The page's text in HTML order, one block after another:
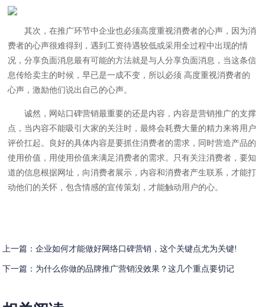
其次，在推广环节中企业也必须高度重视消费者的心声，因为消
费者的心声很难得到，遇到工资待遇较低或采用全过程中出现的情
况，分享负面消息最有可能的方法就是与人分享负面消息，当这条信
息传给卖主的时候，早已是一成不变，所以必须 高度重视消费者的
心声，激励他们说出自己的心声。
诚然，网站口碑营销最重要的还是内容，内容是营销推广的支撑
点，当内容不能吸引大家的关注时，最终会耗费大量的精力来将用户
评价扛起。良好的具体内容是要抓住消费者的需求，同时营造产品的
使用价值，用使用价值来满足消费者的需求。只有关注消费者，要知
道的信息根据网址，向消费者展示，内容和消费者产生联系，才能打
动他们的关怀，包含情感的宣传策划，才能触动用户的心。
上一篇：企业如何才能做好网络口碑营销，这个关键点尤为关键!
下一篇： 为什么你做的品牌推广营销没效果？这几个重点要切记